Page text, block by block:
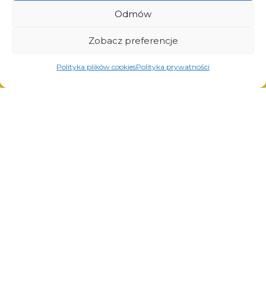
Odmów
Zobacz preferencje
Polityka plików cookiesPolityka prywatności
Malowanie proszkowe